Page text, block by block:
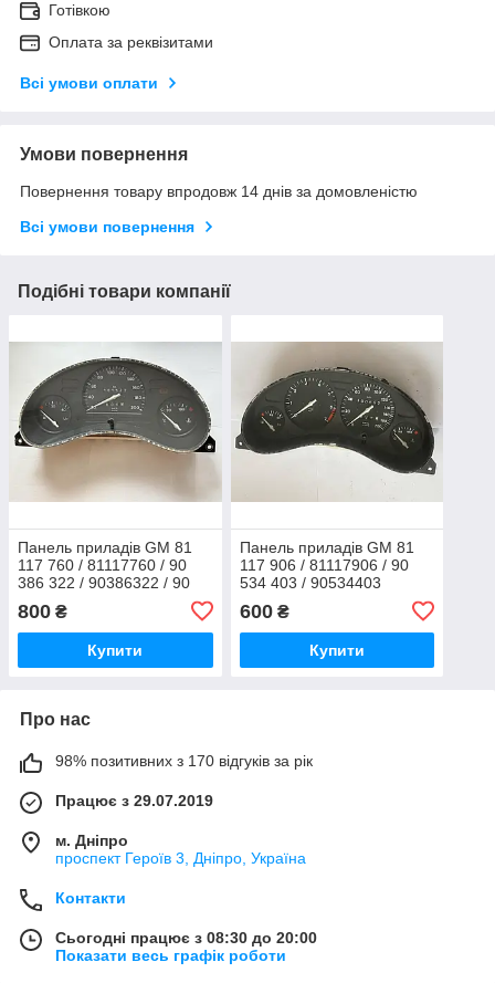
Готівкою
Оплата за реквізитами
Всі умови оплати
Умови повернення
Повернення товару впродовж 14 днів за домовленістю
Всі умови повернення
Подібні товари компанії
Панель приладів GM 81
117 760 / 81117760 / 90
386 322 / 90386322 / 90
88481668
800 ₴
Купити
Панель приладів GM 81
117 906 / 81117906 / 90
534 403 / 90534403
600₴
Купити
Про нас
98% позитивних з 170 відгуків за рік
Працює з 29.07.2019
м. Дніпро
проспект Героїв 3, Дніпро, Україна
Контакти
Сьогодні працює з 08:30 до 20:00
Показати весь графік роботи